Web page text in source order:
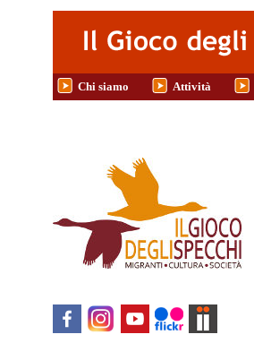
Chi siamo Attività